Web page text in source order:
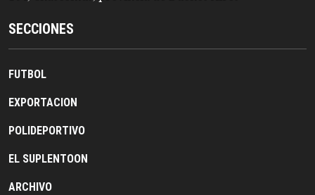
SECCIONES
FUTBOL
EXPORTACION
POLIDEPORTIVO
EL SUPLENTOON
ARCHIVO